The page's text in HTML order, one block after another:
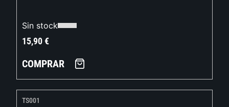
Sin stock
15,90€
COMPRAR
TS001